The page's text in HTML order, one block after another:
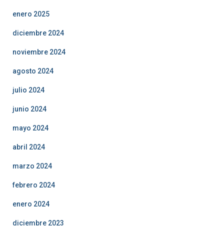
enero 2025
diciembre 2024
noviembre 2024
agosto 2024
julio 2024
junio 2024
mayo 2024
abril 2024
marzo 2024
febrero 2024
enero 2024
diciembre 2023